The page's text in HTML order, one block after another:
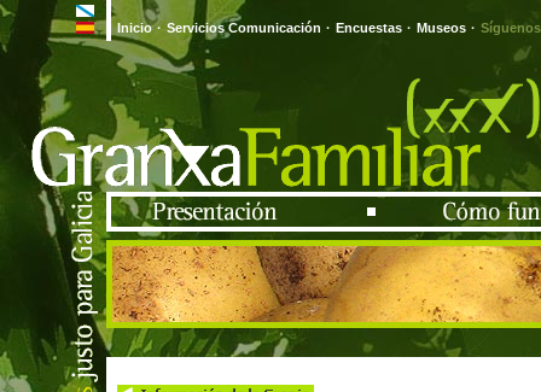
Inicio · Servicios Comunicación · Encuestas · Museos · Síguenos